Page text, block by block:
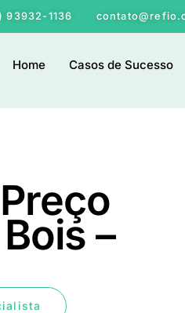
93932-1136
Home Casos de Sucesso
–